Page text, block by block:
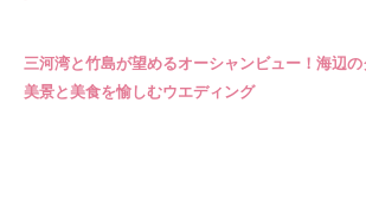
三河湾と竹島が望めるオーシャンビュー！海辺
美景と美食を愉しむウエディング